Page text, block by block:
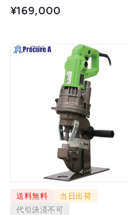
(50185) ISK-MP20S 1台 ▼730-
¥169,000
送料無料
当日出荷
代引決済不可